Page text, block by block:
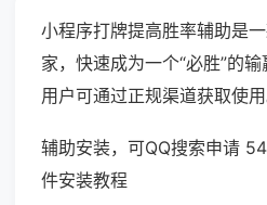
小程序打牌提高胜率辅助是
家，快速成为一个“必胜”的
用户可通过正规渠道获取使用
辅助安装，可QQ搜索申请
件安装教程